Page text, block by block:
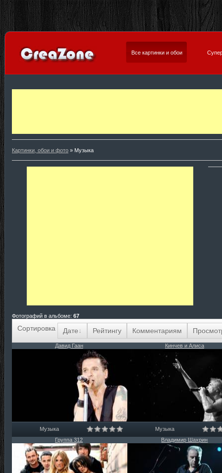
Все картинки и обои
Картинки, обои и фото » Музыка
Фотографий в альбоме: 67
Сортировка Дате Рейтингу Комментариям
Давид Гаан
Музыка
Кинчев и Алиса
Музыка
Группа 312
Владимир Шахрин